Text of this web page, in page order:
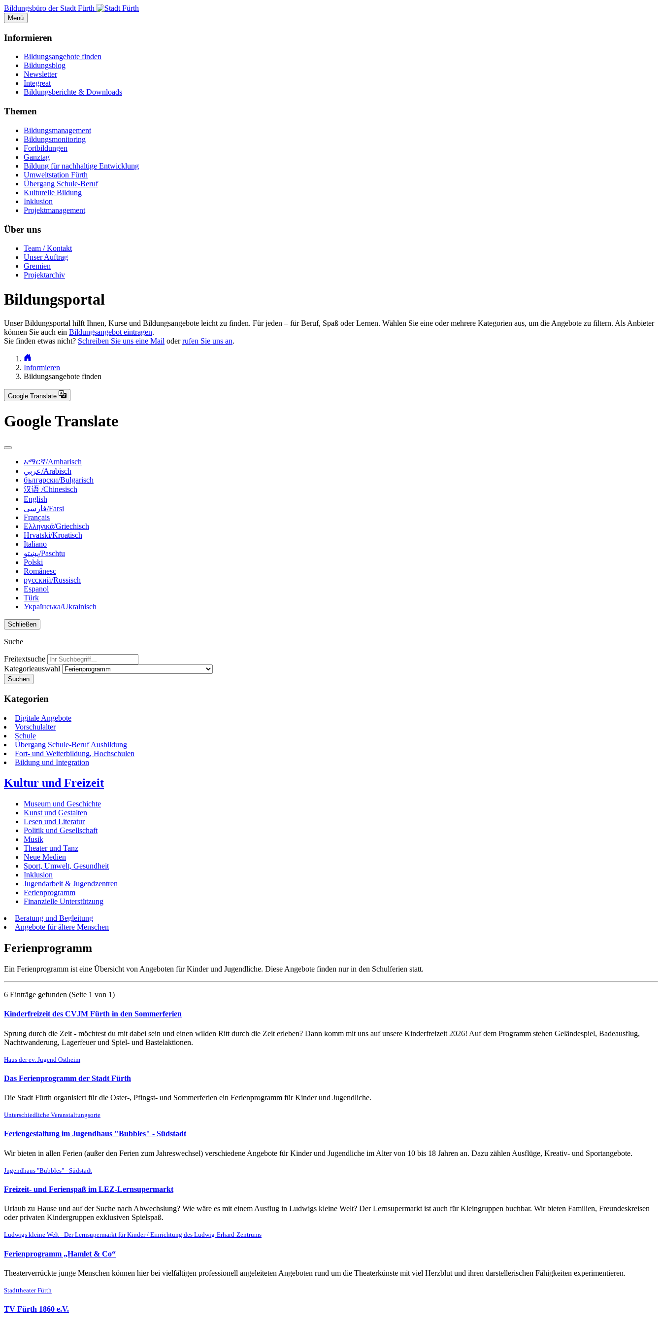
Bildungsbüro der Stadt Fürth
Menü
Informieren
Bildungsangebote finden
Bildungsblog
Newsletter
Integreat
Bildungsberichte & Downloads
Themen
Bildungsmanagement
Bildungsmonitoring
Fortbildungen
Ganztag
Bildung für nachhaltige Entwicklung
Umweltstation Fürth
Übergang Schule-Beruf
Kulturelle Bildung
Inklusion
Projektmanagement
Über uns
Team / Kontakt
Unser Auftrag
Gremien
Projektarchiv
Bildungsportal
Unser Bildungsportal hilft Ihnen, Kurse und Bildungsangebote leicht zu finden. Für jeden – für Beruf, Spaß oder Lernen. Wählen Sie eine oder mehrere Kategorien aus, um die Angebote zu filtern. Als Anbieter
können Sie auch ein Bildungsangebot eintragen.
Sie finden etwas nicht? Schreiben Sie uns eine Mail oderrufen Sie uns an.
Informieren
Bildungsangebote finden
Google Translate
Google Translate
አማርኛ/Amharisch
عربي/Arabisch
български/Bulgarisch
汉语 /Chinesisch
English
فارسی/Farsi
Français
Ελληνικά/Griechisch
Hrvatski/Kroatisch
Italiano
پښتو/Paschtu
Polski
Românesc
русский/Russisch
Espanol
Türk
Українська/Ukrainisch
Schließen
Suche
Freitextsuche
Kategorieauswahl
Suchen
Kategorien
Digitale Angebote
Vorschulalter
Schule
Übergang Schule-Beruf Ausbildung
Fort- und Weiterbildung, Hochschulen
Bildung und Integration
Kultur und Freizeit
Museum und Geschichte
Kunst und Gestalten
Lesen und Literatur
Politik und Gesellschaft
Musik
Theater und Tanz
Neue Medien
Sport, Umwelt, Gesundheit
Inklusion
Jugendarbeit & Jugendzentren
Ferienprogramm
Finanzielle Unterstützung
Beratung und Begleitung
Angebote für ältere Menschen
Ferienprogramm
Ein Ferienprogramm ist eine Übersicht von Angeboten für Kinder und Jugendliche. Diese Angebote finden nur in den Schulferien statt.
6 Einträge gefunden (Seite 1 von 1)
Kinderfreizeit des CVJM Fürth in den Sommerferien
Sprung durch die Zeit - möchtest du mit dabei sein und einen wilden Ritt durch die Zeit erleben? Dann komm mit uns auf unsere Kinderfreizeit 2026! Auf dem Programm stehen Geländespiel, Badeausflug,
Nachtwanderung, Lagerfeuer und Spiel- und Bastelaktionen.
Haus der ev. Jugend Ostheim
Das Ferienprogramm der Stadt Fürth
Die Stadt Fürth organisiert für die Oster-, Pfingst- und Sommerferien ein Ferienprogramm für Kinder und Jugendliche.
Unterschiedliche Veranstaltungsorte
Feriengestaltung im Jugendhaus "Bubbles" - Südstadt
Wir bieten in allen Ferien (außer den Ferien zum Jahreswechsel) verschiedene Angebote für Kinder und Jugendliche im Alter von 10 bis 18 Jahren an. Dazu zählen Ausflüge, Kreativ- und Sportangebote.
Jugendhaus "Bubbles" - Südstadt
Freizeit- und Ferienspaß im LEZ-Lernsupermarkt
Urlaub zu Hause und auf der Suche nach Abwechslung? Wie wäre es mit einem Ausflug in Ludwigs kleine Welt? Der Lernsupermarkt ist auch für Kleingruppen buchbar. Wir bieten Familien, Freundeskreisen
oder privaten Kindergruppen exklusiven Spielspaß.
Ludwigs kleine Welt - Der Lernsupermarkt für Kinder / Einrichtung des Ludwig-Erhard-Zentrums
Ferienprogramm „Hamlet & Co“
Theaterverrückte junge Menschen können hier bei vielfältigen professionell angeleiteten Angeboten rund um die Theaterkünste mit viel Herzblut und ihren darstellerischen Fähigkeiten experimentieren.
Stadttheater Fürth
TV Fürth 1860 e.V.